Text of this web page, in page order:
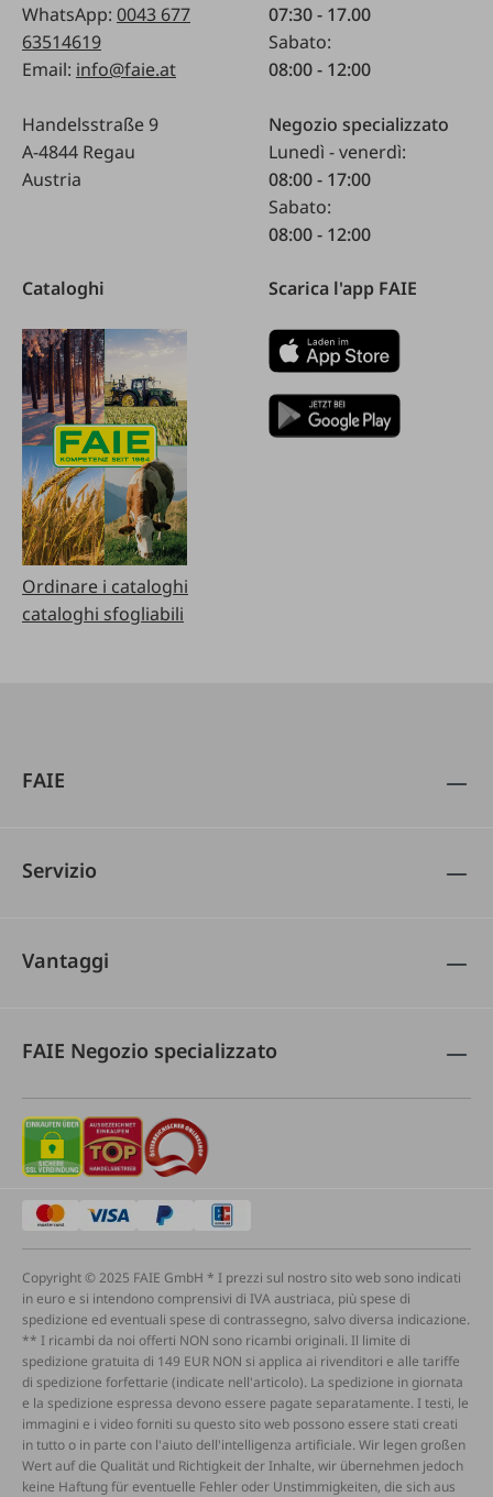
WhatsApp: 0043 677
63514619
Email: info@faie.at
Handelsstraße 9
A-4844 Regau
Austria
07:30 - 17.00
Sabato:
08:00 - 12:00
Negozio specializzato
Lunedì - venerdì:
08:00 - 17:00
Sabato:
08:00 - 12:00
Cataloghi
Ordinare i cataloghi
cataloghi sfogliabili
Scarica l'app FAIE
FAIE
Servizio
Vantaggi
FAIE Negozio specializzato
Copyright © 2025 FAIE GmbH * I prezzi sul nostro sito web sono indicati
in euro e si intendono comprensivi di IVA austriaca, più spese di
spedizione ed eventuali spese di contrassegno, salvo diversa indicazione.
** I ricambi da noi offerti NON sono ricambi originali. Il limite di
spedizione gratuita di 149 EUR NON si applica ai rivenditori e alle tariffe
di spedizione forfettarie (indicate nell'articolo). La spedizione in giornata
e la spedizione espressa devono essere pagate separatamente. I testi, le
immagini e i video forniti su questo sito web possono essere stati creati
in tutto o in parte con l'aiuto dell'intelligenza artificiale. Wir legen großen
Wert auf die Qualität und Richtigkeit der Inhalte, wir übernehmen jedoch
keine Haftung für eventuelle Fehler oder Unstimmigkeiten, die sich aus